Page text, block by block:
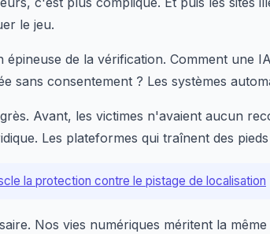
le jeu.
épineuse de la vérification. Comment une
sans consentement ? Les systèmes
Avant, les victimes n'avaient aucun
Les plateformes qui traînent des
la protection contre le pistage de localisation
Nos vies numériques méritent la